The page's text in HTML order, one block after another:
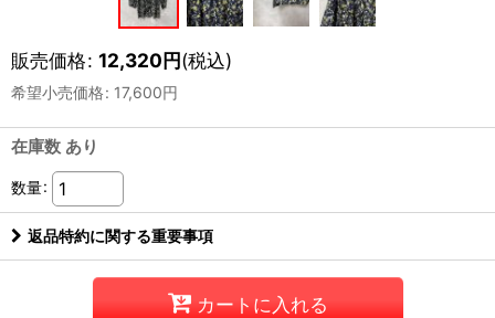
販売価格: 12,320円(税込)
希望小売価格: 17,600円
在庫数 あり
数量:
返品特約に関する重要事項
カートに入れる